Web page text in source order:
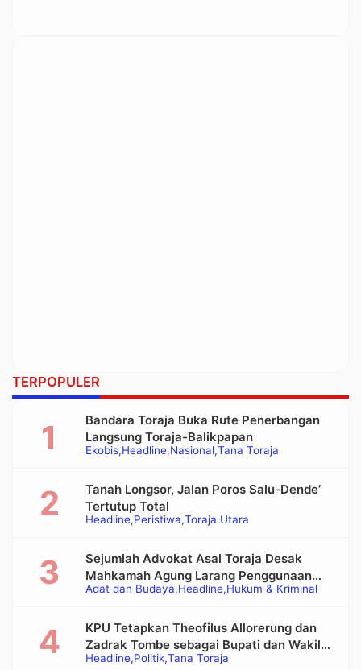
TERPOPULER
Ekobis Headline Nasional Tana Toraja
Bandara Toraja Buka Rute Penerbangan
Langsung Toraja-Balikpapan
Headline Peristiwa Toraja Utara
Tanah Longsor, Jalan Poros Salu-Dende’
Tertutup Total
Adat dan Budaya Headline Hukum & Kriminal
Sejumlah Advokat Asal Toraja Desak
Mahkamah Agung Larang Penggunaan
Alat Berat pada Eksekusi Rumah Adat
Headline Politik Tana Toraja
KPU Tetapkan Theofilus Allorerung dan
Zadrak Tombe sebagai Bupati dan Wakil
Bupati Tana Toraja Terpilih